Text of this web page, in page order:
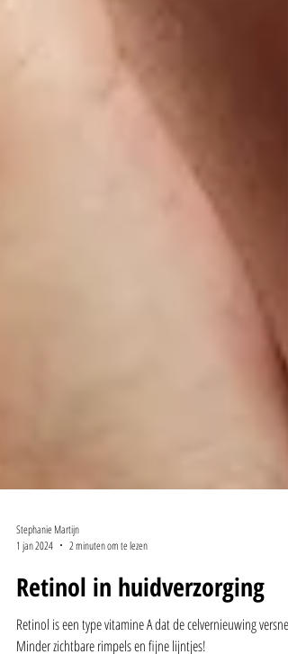
Stephanie Martijn
1 jan 2024
2 minuten om te lezen
Retinol in huidverzorging